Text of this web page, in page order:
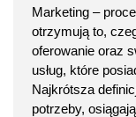
Marketing –
otrzymują to,
oferowanie oraz
usług, które
Najkrótsza
potrzeby,